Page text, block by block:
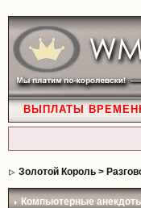
ВЫПЛАТЫ
Золотой Король>
Компьютерные